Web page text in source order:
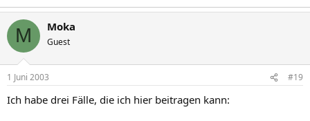
M Moka
Guest
1 Juni 2003 #19
Ich habe drei Fälle, die ich hier beitragen kann: